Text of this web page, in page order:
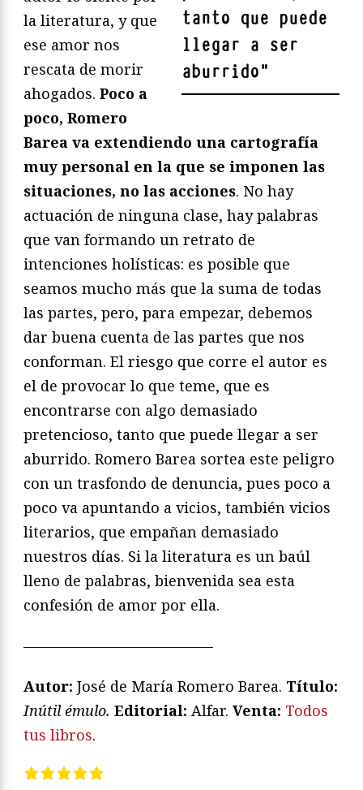
tanto que puede
llegar a ser
aburrido"
la literatura, y que
ese amor nos
rescata de morir
ahogados. Poco a
poco, Romero
Barea va extendiendo una cartografía
muy personal en la que se imponen las
situaciones, no las acciones. No hay
actuación de ninguna clase, hay palabras
que van formando un retrato de
intenciones holísticas: es posible que
seamos mucho más que la suma de todas
las partes, pero, para empezar, debemos
dar buena cuenta de las partes que nos
conforman. El riesgo que corre el autor es
el de provocar lo que teme, que es
encontrarse con algo demasiado
pretencioso, tanto que puede llegar a ser
aburrido. Romero Barea sortea este peligro
con un trasfondo de denuncia, pues poco a
poco va apuntando a vicios, también vicios
literarios, que empañan demasiado
nuestros días. Si la literatura es un baúl
lleno de palabras, bienvenida sea esta
confesión de amor por ella.
—————————————
Autor: José de María Romero Barea. Título:
Inútil émulo. Editorial: Alfar. Venta: Todos
tus libros.